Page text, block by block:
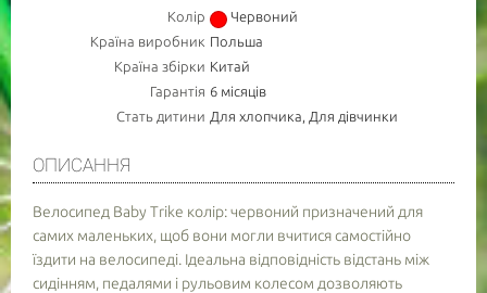
Колір
Червоний
Країна виробник Польша
Країна збірки Китай
Гарантія 6 місяців
Стать дитини Для хлопчика, Для дівчинки
ОПИСАННЯ
Велосипед Baby Trike колір: червоний призначений для
самих маленьких, щоб вони могли вчитися самостійно
їздити на велосипеді. Ідеальна відповідність відстань між
сидінням, педалями і рульовим колесом дозволяють